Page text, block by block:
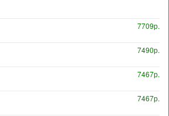
7709р.
7490р.
7467р.
7467р.